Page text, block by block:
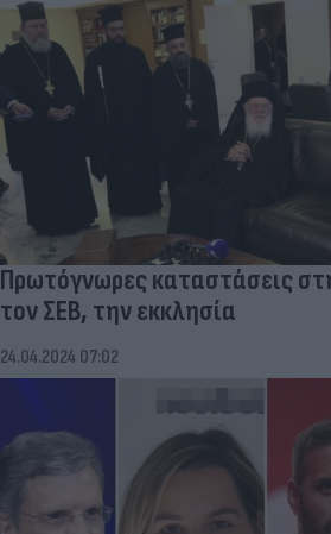
Πρωτόγνωρες καταστάσεις
τον ΣΕΒ, την εκκλησία
24.04.2024 07:02